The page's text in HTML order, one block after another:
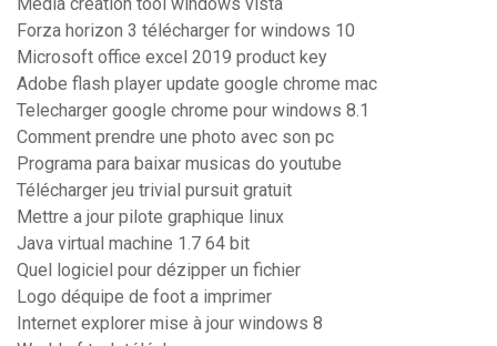
Media creation tool windows vista
Forza horizon 3 télécharger for windows 10
Microsoft office excel 2019 product key
Adobe flash player update google chrome mac
Telecharger google chrome pour windows 8.1
Comment prendre une photo avec son pc
Programa para baixar musicas do youtube
Télécharger jeu trivial pursuit gratuit
Mettre a jour pilote graphique linux
Java virtual machine 1.7 64 bit
Quel logiciel pour dézipper un fichier
Logo déquipe de foot a imprimer
Internet explorer mise à jour windows 8